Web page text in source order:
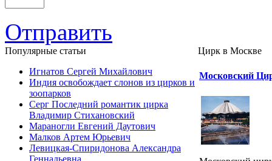
Отправить
Популярные cтатьи
Игнатов Сергей Михайлович
Индия освобождает слонов из цирков и
зоопарков
Серг Последний романтик цирка
Владимир Стихановский
Мараногли Евгений Даутович
Малков Артем Юрьевич
Левицкая-Спиридонова Александра
Геннадьевна
Цирк в Москве
Московский